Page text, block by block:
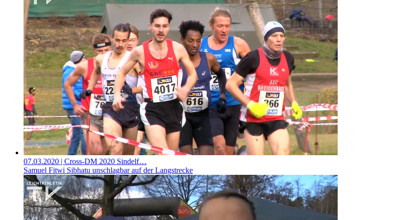
07.03.2020 | Cross-DM 2020 Sindelf…
Samuel Fitwi Sibhatu unschlagbar auf der Langstrecke